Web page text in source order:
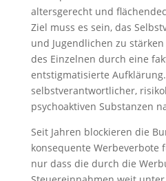
altersgerecht und
Ziel muss es sein, das
und Jugendlichen zu
des Einzelnen durch eine
entstigmatisierte
selbstverantwortlicher,
psychoaktiven Substanzen
Seit Jahren blockieren die
konsequente Werbeverbote
nur dass die durch die